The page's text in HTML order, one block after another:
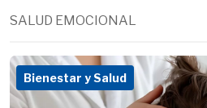
SALUD EMOCIONAL
Bienestar y Salud